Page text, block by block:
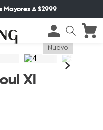
Mayores A $2999
Nuevo
Xl